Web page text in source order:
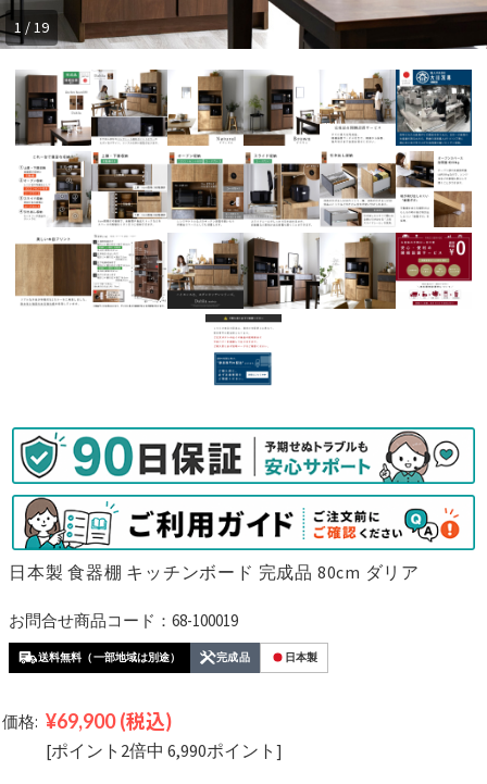
1 / 19
日本製 食器棚 キッチンボード 完成品 80cm ダリア
お問合せ商品コード：68-100019
送料無料（一部地域は別途） 完成品 日本製
価格: ¥69,900 (税込)
[ポイント2倍中 6,990ポイント]